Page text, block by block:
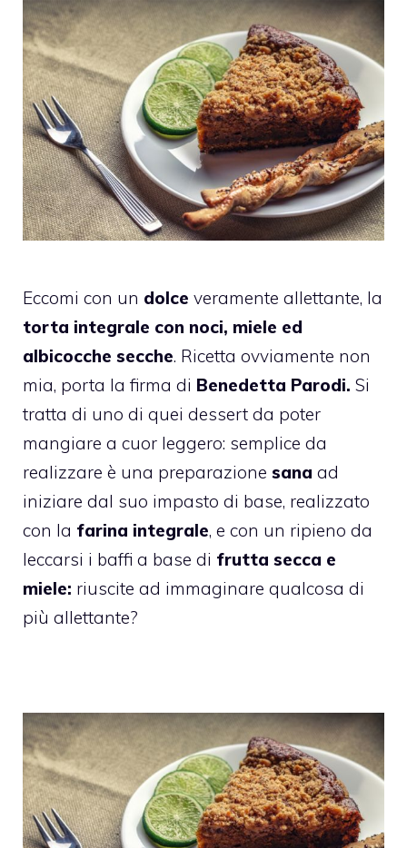
Eccomi con un dolce veramente allettante, la
torta integrale con noci, miele ed
albicocche secche. Ricetta ovviamente non
mia, porta la firma di Benedetta Parodi. Si
tratta di uno di quei dessert da poter
mangiare a cuor leggero: semplice da
realizzare è una preparazione sana ad
iniziare dal suo impasto di base, realizzato
con la farina integrale, e con un ripieno da
leccarsi i baffi a base di frutta secca e
miele: riuscite ad immaginare qualcosa di
più allettante?